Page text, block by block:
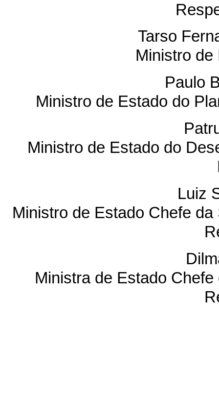
Tarso
Ministro
Paulo
Ministro de Estado do
Ministro de Estado do
Luiz
Ministro de Estado Chefe
Ministra de Estado